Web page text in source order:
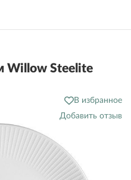
Willow Steelite
В избранное
Добавить отзыв